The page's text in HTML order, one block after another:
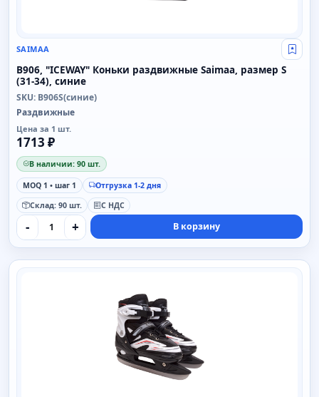
SAIMAA Свой
B906, "ICEWAY" Коньки раздвижные Saimaa, размер S
(31-34), синие
SKU: B906S(синие)
Раздвижные
Цена за 1 шт.
1713 ₽
В наличии: 90 шт.
MOQ 1 • шаг 1
Отгрузка 1-2 дня
Склад: 90 шт.
С НДС
- + В корзину
SAIMAA